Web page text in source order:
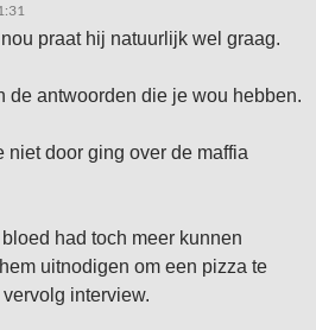
praat hij natuurlijk wel graag.
de antwoorden die je wou hebben.
niet door ging over de maffia
had toch meer kunnen
uitnodigen om een pizza te
interview.